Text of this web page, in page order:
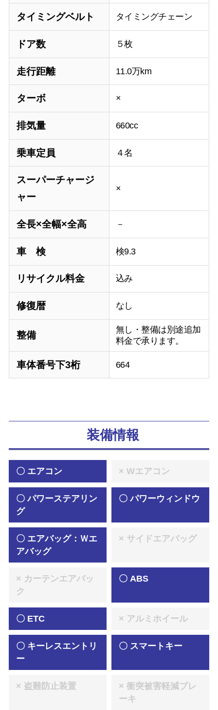
タイミングベルト タイミングチェーン
ドア数 ５枚
走行距離 11.0万km
ターボ ×
排気量 660cc
乗車定員 ４名
スーパーチャージ
ャー
×
全長×全幅×全高 －
車 検 検9.3
リサイクル料金 込み
修復暦 なし
整備
無し・整備は別途追加
料金で承ります。
車体番号下3桁 664
装備情報
〇 エアコン × Wエアコン
〇 パワーステアリン
グ
〇 パワーウィンドウ
〇 エアバッグ：Ｗエ
アバッグ
× サイドエアバッグ
× カーテンエアバッ
ク
〇 ABS
〇 ETC × アルミホイール
〇 キーレスエントリ
ー
〇 スマートキー
× 盗難防止装置
× 衝突被害軽減ブレ
ーキ